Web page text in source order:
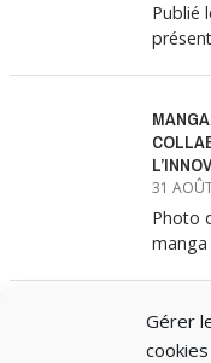
Gérer
cookies
Publié
31
Photo
manga
MANGA